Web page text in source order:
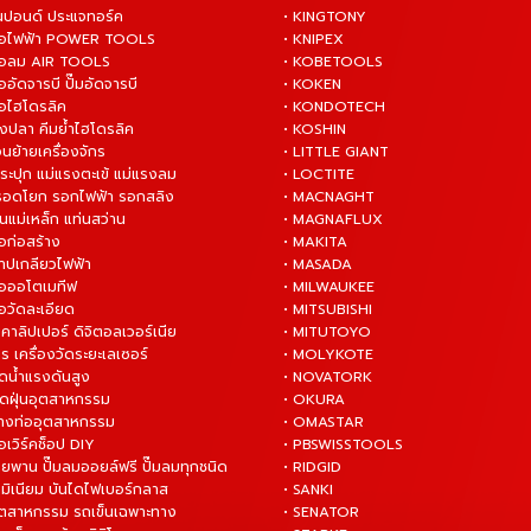
ปอนด์ ประแจทอร์ค
ไฟฟ้า POWER TOOLS
ลม AIR TOOLS
อัดจารบี ปั๊มอัดจารบี
ไฮโดรลิค
ปลา คีมย้ำไฮโดรลิค
นย้ายเครื่องจักร
ะปุก แม่แรงตะเข้ แม่แรงลม
อดโยก รอกไฟฟ้า รอกสลิง
แม่เหล็ก แท่นสว่าน
ก่อสร้าง
ปเกลียวไฟฟ้า
ออโตเมทีฟ
วัดละเอียด
คาลิปเปอร์ ดิจิตอลเวอร์เนีย
เครื่องวัดระยะเลเซอร์
น้ำแรงดันสูง
ฝุ่นอุตสาหกรรม
งท่ออุตสาหกรรม
เวิร์คช็อป DIY
ยพาน ปั๊มลมออยล์ฟรี ปั๊มลมทุกชนิด
เนียม บันไดไฟเบอร์กลาส
สาหกรรม รถเข็นเฉพาะทาง
• KINGTONY
• KNIPEX
• KOBETOOLS
• KOKEN
• KONDOTECH
• KOSHIN
• LITTLE GIANT
• LOCTITE
• MACNAGHT
• MAGNAFLUX
• MAKITA
• MASADA
• MILWAUKEE
• MITSUBISHI
• MITUTOYO
• MOLYKOTE
• NOVATORK
• OKURA
• OMASTAR
• PBSWISSTOOLS
• RIDGID
• SANKI
• SENATOR